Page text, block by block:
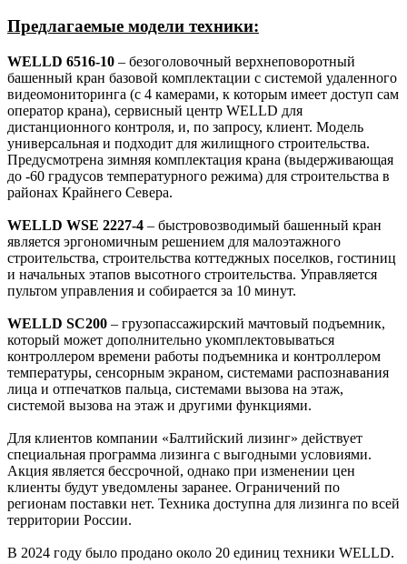
Предлагаемые модели техники:
WELLD 6516-10 – безоголовочный верхнеповоротный
башенный кран базовой комплектации с системой удаленного
видеомониторинга (с 4 камерами, к которым имеет доступ сам
оператор крана), сервисный центр WELLD для
дистанционного контроля, и, по запросу, клиент. Модель
универсальная и подходит для жилищного строительства.
Предусмотрена зимняя комплектация крана (выдерживающая
до -60 градусов температурного режима) для строительства в
районах Крайнего Севера.
WELLD WSE 2227-4 – быстровозводимый башенный кран
является эргономичным решением для малоэтажного
строительства, строительства коттеджных поселков, гостиниц
и начальных этапов высотного строительства. Управляется
пультом управления и собирается за 10 минут.
WELLD SC200 – грузопассажирский мачтовый подъемник,
который может дополнительно укомплектовываться
контроллером времени работы подъемника и контроллером
температуры, сенсорным экраном, системами распознавания
лица и отпечатков пальца, системами вызова на этаж,
системой вызова на этаж и другими функциями.
Для клиентов компании «Балтийский лизинг» действует
специальная программа лизинга с выгодными условиями.
Акция является бессрочной, однако при изменении цен
клиенты будут уведомлены заранее. Ограничений по
регионам поставки нет. Техника доступна для лизинга по всей
территории России.
В 2024 году было продано около 20 единиц техники WELLD.